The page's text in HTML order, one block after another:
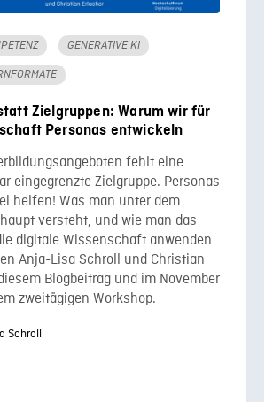
GENERATIVE KI
Zielgruppen: Warum wir für
Personas entwickeln
fehlt eine
eingegrenzte Zielgruppe. Personas
helfen! Was man unter dem
versteht, und wie man das
digitale Wissenschaft anwenden
Anja-Lisa Schroll und Christian
Blogbeitrag und im November
zweitägigen Workshop.
Schroll